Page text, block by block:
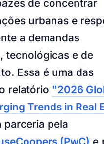
A
B
de concentrar
urbanas e
a demandas
tecnológicas e de
Essa é uma das
relatório "2026
Trends in Real
parceria pela
(PwC) e